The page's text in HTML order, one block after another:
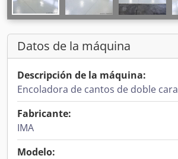
Datos de la máquina
Descripción de la máquina:
Encoladora de cantos de doble cara
Fabricante:
IMA
Modelo: